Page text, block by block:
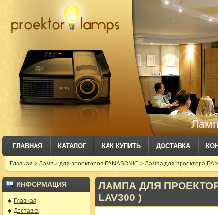
ГЛАВНАЯ КАТАЛОГ КАК КУПИТЬ ДОСТАВКА
Главная > Лампы для проекторов PANASONIC > Лампа для проектора
ИНФОРМАЦИЯ
Главная
Доставка
ЛАМПА ДЛЯ ПРОЕКТОРА
LAV300 )